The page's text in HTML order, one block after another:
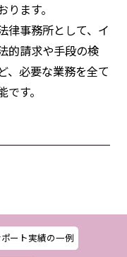
ます。
律事務所として、イ
的請求や手段の検
、必要な業務を全て
す。
ート実績の一例